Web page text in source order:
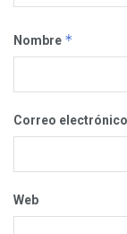
Nombre *
Correo electrónico
Web